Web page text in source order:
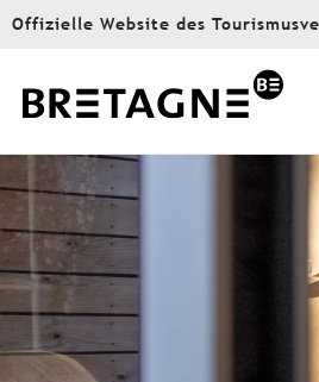
Aller
principal
Offizielle Website des